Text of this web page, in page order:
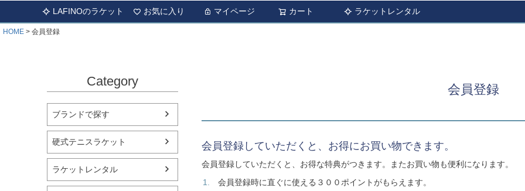
LAFINOのラケット
お気に入り マイページ カート ラケットレンタル
HOME 会員登録
Category
ブランドで探す
硬式テニスラケット
ラケットレンタル
会員登録
会員登録していただくと、お得にお買い物できます。
会員登録していただくと、お得な特典がつきます。またお買い物も便利になります。
会員登録時に直ぐに使える３００ポイントがもらえます。